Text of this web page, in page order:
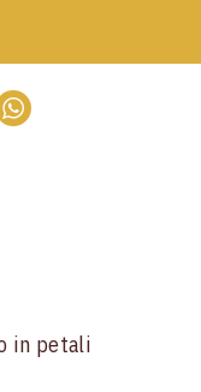
in petali